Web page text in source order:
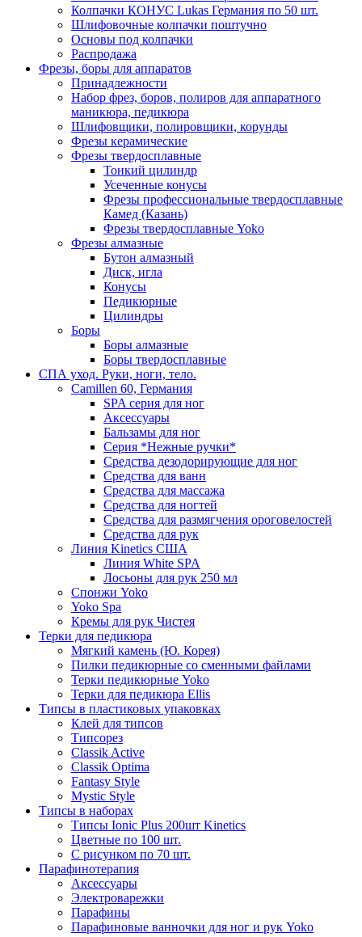
Колпачки КОНУС Lukas Германия по 50 шт.
Шлифовочные колпачки поштучно
Основы под колпачки
Распродажа
Фрезы, боры для аппаратов
Принадлежности
Набор фрез, боров, полиров для аппаратного
маникюра, педикюра
Шлифовщики, полировщики, корунды
Фрезы керамические
Фрезы твердосплавные
Тонкий цилиндр
Усеченные конусы
Фрезы профессиональные твердосплавные
Камед (Казань)
Фрезы твердосплавные Yoko
Фрезы алмазные
Бутон алмазный
Диск, игла
Конусы
Педикюрные
Цилиндры
Боры
Боры алмазные
Боры твердосплавные
СПА уход. Руки, ноги, тело.
Camillen 60, Германия
SPA серия для ног
Аксессуары
Бальзамы для ног
Серия *Нежные ручки*
Средства дезодорирующие для ног
Средства для ванн
Средства для массажа
Средства для ногтей
Средства для размягчения ороговелостей
Средства для рук
Линия Kinetics США
Линия White SPA
Лосьоны для рук 250 мл
Спонжи Yoko
Yoko Spa
Кремы для рук Чистея
Терки для педикюра
Мягкий камень (Ю. Корея)
Пилки педикюрные со сменными файлами
Терки педикюрные Yoko
Терки для педикюра Ellis
Типсы в пластиковых упаковках
Клей для типсов
Типсорез
Classik Active
Classik Optima
Fantasy Style
Mystic Style
Типсы в наборах
Типсы Ionic Plus 200шт Kinetics
Цветные по 100 шт.
С рисунком по 70 шт.
Парафинотерапия
Аксессуары
Электроварежки
Парафины
Парафиновые ванночки для ног и рук Yoko